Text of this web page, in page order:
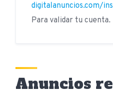
digitalanuncios.com/
Para validar tu cuenta.
Anuncios